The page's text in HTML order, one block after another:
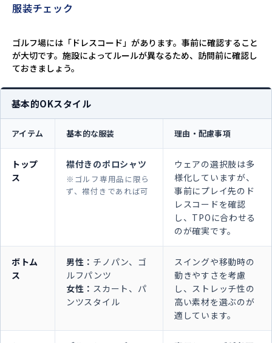
服装チェック
ゴルフ場には「ドレスコード」があります。事前に確認すること
が大切です。施設によってルールが異なるため、訪問前に確認し
ておきましょう。
基本的OKスタイル
アイテム 基本的な服装 理由・配慮事項
トップ
ス
襟付きのポロシャツ
※ゴルフ専用品に限ら
ず、襟付きであれば可
ウェアの選択肢は多
様化していますが、
事前にプレイ先のド
レスコードを確認
し、TPOに合わせる
のが確実です。
ボトム
ス
男性： チノパン、ゴ
ルフパンツ
女性： スカート、パ
ンツスタイル
スイングや移動時の
動きやすさを考慮
し、ストレッチ性の
高い素材を選ぶのが
適しています。